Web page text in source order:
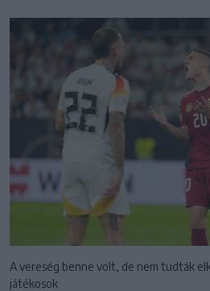
A vereség benne volt, de nem tudták
játékosok